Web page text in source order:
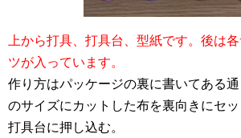
上から打具、打具台、型紙です。後は
ツが入っています。
作り方はパッケージの裏に書いてある
のサイズにカットした布を裏向きにセ
打具台に押し込む。